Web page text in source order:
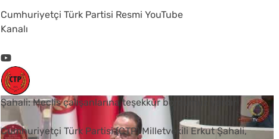
Cumhuriyetçi Türk Partisi Resmi YouTube
Kanalı
Şahali: Meclis çalışanlarına teşekkür borcumuz vardır
Cumhuriyetçi Türk Partisi (CTP) Milletvekili Erkut Şahali,